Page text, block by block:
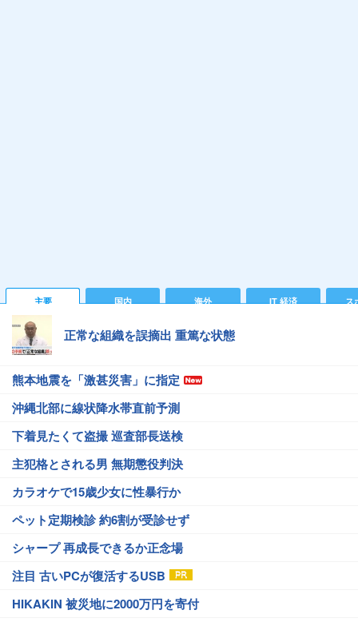
主要 国内 海外 IT 経済 ス
正常な組織を誤摘出 重篤な状態
熊本地震を「激甚災害」に指定
沖縄北部に線状降水帯直前予測
下着見たくて盗撮 巡査部長送検
主犯格とされる男 無期懲役判決
カラオケで15歳少女に性暴行か
ペット定期検診 約6割が受診せず
シャープ 再成長できるか正念場
注目 古いPCが復活するUSB
HIKAKIN 被災地に2000万円を寄付